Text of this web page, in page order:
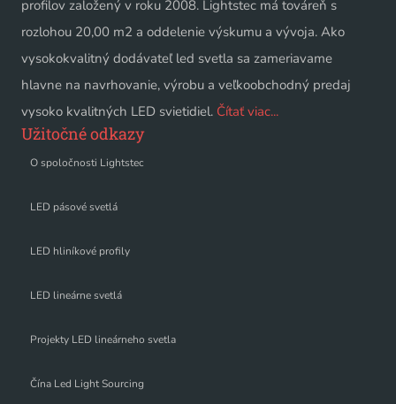
profilov založený v roku 2008. Lightstec má továreň s
rozlohou 20,00 m2 a oddelenie výskumu a vývoja. Ako
vysokokvalitný dodávateľ led svetla sa zameriavame
hlavne na navrhovanie, výrobu a veľkoobchodný predaj
vysoko kvalitných LED svietidiel. Čítať viac...
Užitočné odkazy
O spoločnosti Lightstec
LED pásové svetlá
LED hliníkové profily
LED lineárne svetlá
Projekty LED lineárneho svetla
Čína Led Light Sourcing